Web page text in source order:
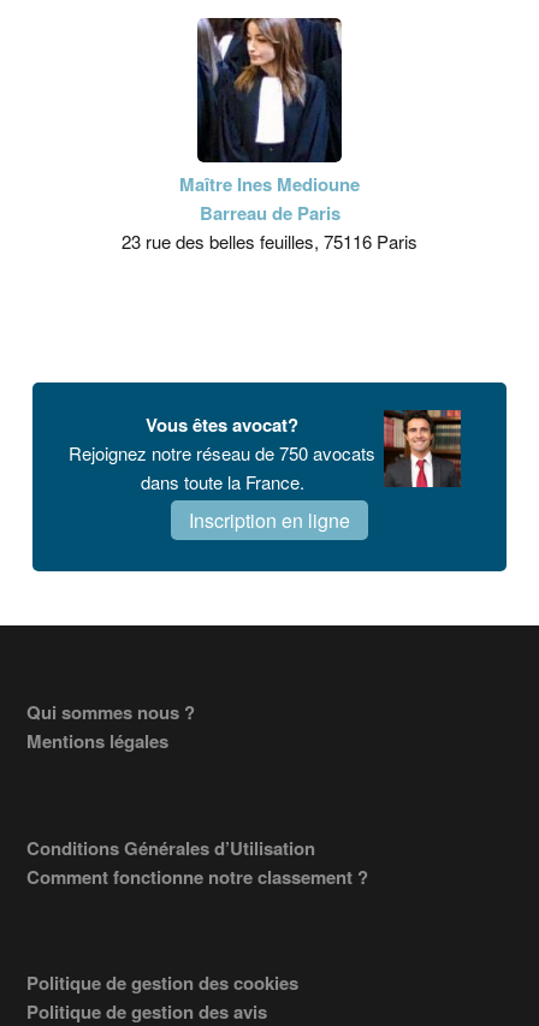
Maître Ines Medioune
Barreau de Paris
23 rue des belles feuilles, 75116 Paris
Vous êtes avocat?
Rejoignez notre réseau de 750 avocats
dans toute la France.
Inscription en ligne
Footer
Qui sommes nous ?
Mentions légales
Conditions Générales d’Utilisation
Comment fonctionne notre classement ?
Politique de gestion des cookies
Politique de gestion des avis